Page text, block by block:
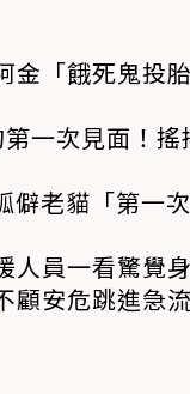
金「餓死鬼投
一次見面！
老貓「第一
員一看驚覺
顧安危跳進急